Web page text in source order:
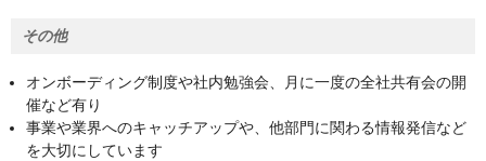
その他
オンボーディング制度や社内勉強会、月に一度の全社共有会の開
催など有り
事業や業界へのキャッチアップや、他部門に関わる情報発信など
を大切にしています